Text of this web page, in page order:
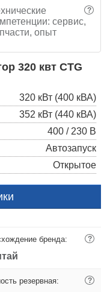
?
сервис,
опыт
320 квт CTG
320 кВт (400 кВА)
352 кВт (440 кВА)
400 / 230 В
Автозапуск
Открытое
бренда: ?
резервная: ?